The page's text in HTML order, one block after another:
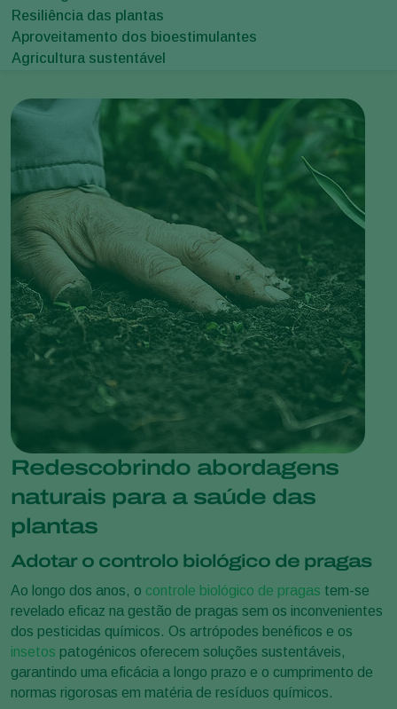
Resiliência das plantas
Aproveitamento dos bioestimulantes
Agricultura sustentável
Redescobrindo abordagens
naturais para a saúde das
plantas
Adotar o controlo biológico de pragas
Ao longo dos anos, o controle biológico de pragas tem-se
revelado eficaz na gestão de pragas sem os inconvenientes
dos pesticidas químicos. Os artrópodes benéficos e os
insetos patogénicos oferecem soluções sustentáveis,
garantindo uma eficácia a longo prazo e o cumprimento de
normas rigorosas em matéria de resíduos químicos.